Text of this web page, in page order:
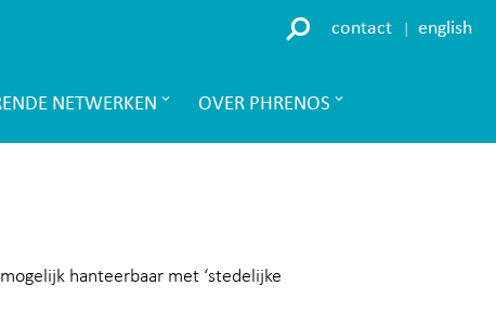
contact english
NETWERKEN OVER PHRENOS
hanteerbaar met ‘stedelijke